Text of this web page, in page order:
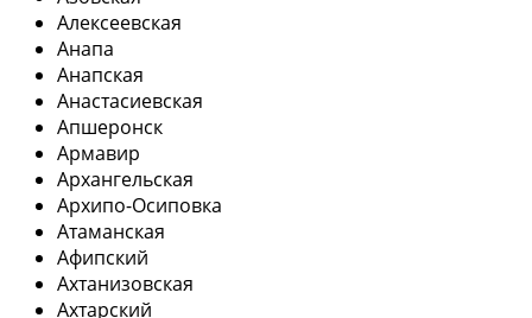
Алексеевская
Анапа
Анапская
Анастасиевская
Апшеронск
Армавир
Архангельская
Архипо-Осиповка
Атаманская
Афипский
Ахтанизовская
Ахтарский